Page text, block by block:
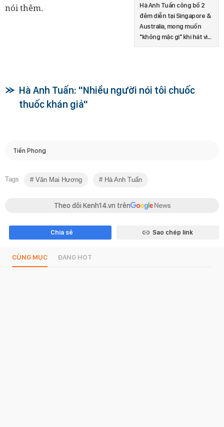
Hà Anh Tuấn công bố 2
đêm diễn tại Singapore &
Australia, mong muốn
"không mặc gì" khi hát vì...
nói thêm.
Hà Anh Tuấn: "Nhiều người nói tôi chuốc
thuốc khán giả"
Tiền Phong
Tags Văn Mai Hương Hà Anh Tuấn
Theo dõi Kenh14.vn trên
Chia sẻ Sao chép link
CÙNG MỤC ĐANG HOT